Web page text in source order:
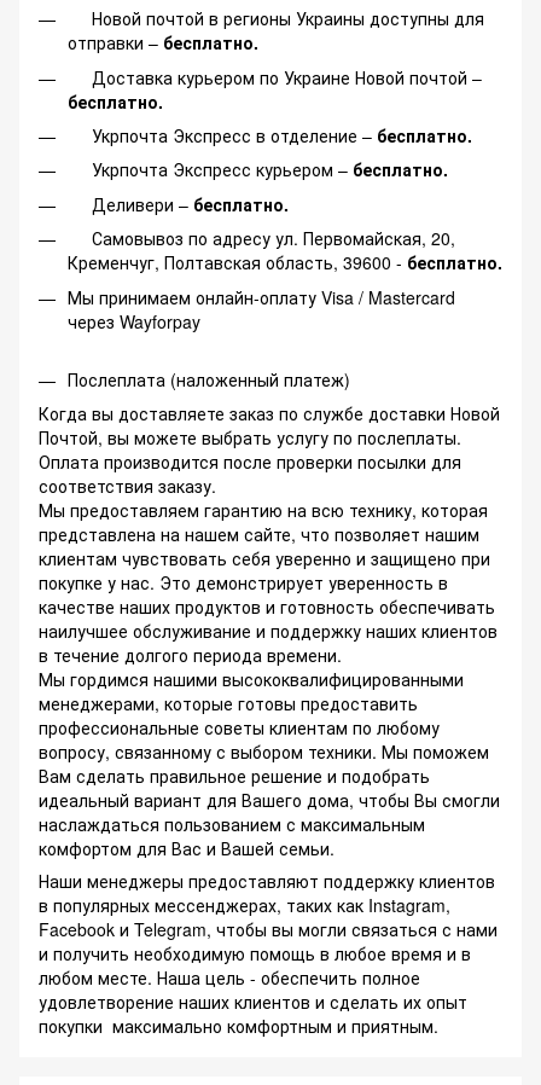
Новой почтой в регионы Украины доступны для
отправки – бесплатно.
Доставка курьером по Украине Новой почтой –
бесплатно.
Укрпочта Экспресс в отделение – бесплатно.
Укрпочта Экспресс курьером – бесплатно.
Деливери – бесплатно.
Самовывоз по адресу ул. Первомайская, 20,
Кременчуг, Полтавская область, 39600 - бесплатно.
Мы принимаем онлайн-оплату Visa / Mastercard
через Wayforpay
Послеплата (наложенный платеж)
Когда вы доставляете заказ по службе доставки Новой
Почтой, вы можете выбрать услугу по послеплаты.
Оплата производится после проверки посылки для
соответствия заказу.
Мы предоставляем гарантию на всю технику, которая
представлена на нашем сайте, что позволяет нашим
клиентам чувствовать себя уверенно и защищено при
покупке у нас. Это демонстрирует уверенность в
качестве наших продуктов и готовность обеспечивать
наилучшее обслуживание и поддержку наших клиентов
в течение долгого периода времени.
Мы гордимся нашими высококвалифицированными
менеджерами, которые готовы предоставить
профессиональные советы клиентам по любому
вопросу, связанному с выбором техники. Мы поможем
Вам сделать правильное решение и подобрать
идеальный вариант для Вашего дома, чтобы Вы смогли
наслаждаться пользованием с максимальным
комфортом для Вас и Вашей семьи.
Наши менеджеры предоставляют поддержку клиентов
в популярных мессенджерах, таких как Instagram,
Facebook и Telegram, чтобы вы могли связаться с нами
и получить необходимую помощь в любое время и в
любом месте. Наша цель - обеспечить полное
удовлетворение наших клиентов и сделать их опыт
покупки максимально комфортным и приятным.